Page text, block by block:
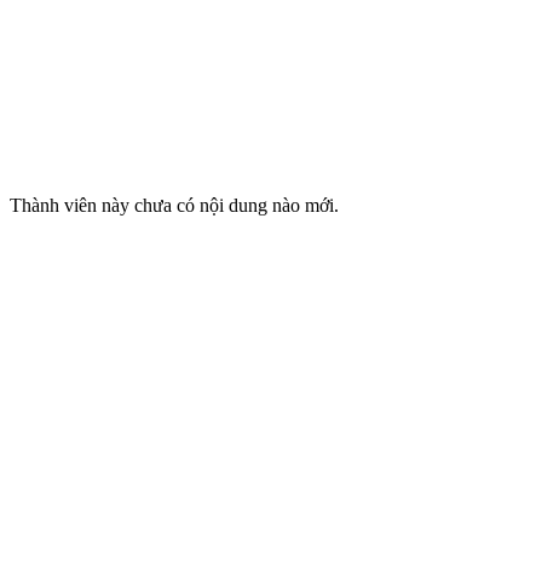
Thành viên này chưa có nội dung nào mới.